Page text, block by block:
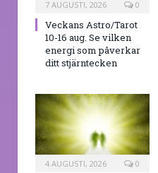
7 AUGUSTI, 2026 0
Veckans Astro/Tarot
10-16 aug. Se vilken
energi som påverkar
ditt stjärntecken
4 AUGUSTI, 2026 0